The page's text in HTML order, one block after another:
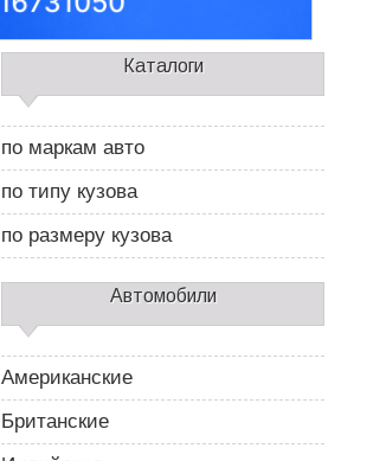
д
б
а
р
2
Каталоги
по маркам авто
по типу кузова
по размеру кузова
Автомобили
Американские
Британские